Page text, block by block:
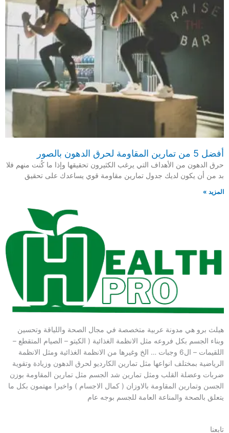
أفضل 5 من تمارين المقاومة لحرق الدهون بالصور
حرق الدهون من الأهداف التي يرغب الكثيرون تحقيقها وإذا ما كُنت منهم فلا
بد من أن يكون لديك جدول تمارين مقاومة قوي يساعدك على تحقيق
المزيد »
هيلث برو هي مدونة عربية متخصصة في مجال الصحة واللياقة وتحسين
وبناء الجسم بكل فروعه مثل الانظمة الغذائية ( الكيتو – الصيام المتقطع –
اللقيمات – ال6 وجبات … الخ وغيرها من الانظمة الغذائية ومثل الانظمة
الرياضية بمختلف انواعها مثل تمارين الكارديو لحرق الدهون وزيادة وتقوية
ضربات وعضلة القلب ومثل تمارين شد الجسم مثل تمارين المقاومة بوزن
الجسن وتمارين المقاومة بالاوزان ( كمال الاجسام ) واخيرا مهتمون بكل ما
يتعلق بالصحة والمناعة العامة للجسم بوجه عام
تابعنا